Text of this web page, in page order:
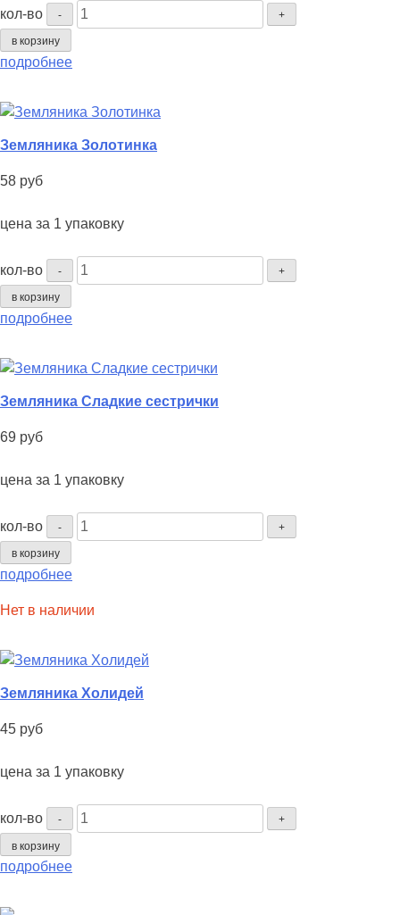
кол-во
Количество
Земляника
Барон
Солемахер
- +
в корзину
подробнее
Земляника Золотинка
58 руб
цена за 1 упаковку
кол-во
Количество
Земляника
Золотинка
- +
в корзину
подробнее
Земляника Сладкие сестрички
69 руб
цена за 1 упаковку
кол-во
Количество
Земляника
Сладкие
сестрички
- +
в корзину
подробнее
Нет в наличии
Земляника Холидей
45 руб
цена за 1 упаковку
кол-во
Количество
Земляника
Холидей
- +
в корзину
подробнее